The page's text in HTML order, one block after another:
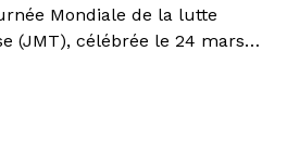
Mondiale de la lutte
contre la Tuberculose (JMT), célébrée le 24 mars 2026, Action Damien RDC a pris part à la cérémonie officielle organisée au Programme National de Lutte contre la Tuberculose (PNLT), à Kinshasa.Cette journée a réuni les autorités sanitaires, notamment les représentants du Ministère de la Santé Publique, Hygiène et Prévoyance Sociale, les partenaires techniques et financiers, les acteurs communautaires ainsi que les prestataires de soins, autour du thème : « Oui, nous pouvons mettre fin à la TB, sous l’impulsion du gouvernement et porté par les communautés », dans l’objectif commun d’accélérer la lutte contre la tuberculose en République Démocratique du Congo.Dans le cadre de cette journée, nous avons également visité le site de dépistage installé à la messe des officiers du camp kokolo , où nous avons pu suivre le déroulement des activités et constater l’engagement des participants. Un message fort du Gouvernement face à un défi persistantDans son allocution, la représentante du Secrétaire Général à la Santé a rappelé que la tuberculose demeure un problème majeur de santé publique en RDC.Chaque jour, environ 12 personnes meurent encore de la tuberculose dans le pays. Elle a souligné l’urgence d’agir, à moins de cinq ans des échéances internationales :2030 : étape clé des engagements mondiaux2035 : objectif d’élimination de la tuberculoseLe Gouvernement congolais a réaffirmé son engagement à travers :Le renforcement du financement de la lutte contre la TB ;L’amélioration de l’accès aux soins ;La production locale des médicaments ; La promotion de la Couverture Santé Universelle.Elle a également insisté sur le rôle clé des communautés et des partenaires dans cette lutte.Une situation épidémiologique préoccupanteLes données présentées par le PNLT mettent en évidence l’ampleur du défi. La RDC figure parmi les pays à forte charge de tuberculose, avec 456 105 cas estimés en 2024, dont seulement 286 700 notifiés, soit environ 163 000 cas manquants ; Une augmentation des cas de tuberculose multirésistante (TB-MDR).Malgré des progrès enregistrés, la maladie continue d’affecter fortement les populations, en particulier les plus vulnérables.Un appel à la mobilisation et à la responsabilité collectiveDans son mot de bienvenue, le Directeur du PNLT a insisté sur : La nécessité de renforcer la mobilisation des ressources locales ; l’importance du dépistage précoce ; l’adhésion rigoureuse au traitement, pourtant gratuit en RDC.Il a également salué les efforts du gouvernement, notamment : L’achat international d’antituberculeux ; Le lancement de la production locale de médicaments. Un message fort a été adressé aux communautés : reconnaître les symptômes, notamment la toux persistante, et se faire dépister rapidement.Des partenaires engagés malgré les contraintesAu nom des partenaires, Action Damien a réaffirmé son engagement aux côtés du PNLT : Malgré les restrictions budgétaires, les partenaires restent mobilisés pour lutter contre la tuberculose et optimiser les ressources disponibles, notamment grâce à des approches innovantes comme l’intelligence artificielle.Des financements et projets à fort impactLa lutte contre la tuberculose en RDC repose sur plusieurs financements complémentaires :Fonds mondial : appui à l’approche communautaire TBundefinedVIH dans les provinces du Nord-Kivu, de la Tshopo et du Haut-Uele ;Financement DGD : soutien aux activités globales de lutte contre la TB (prévention, diagnostic, traitement, approvisionnement, formation, sensibilisation et lutte contre la stigmatisation).Projet TIFA : intensification du dépistage actif, suivi des cas contacts et amélioration de l’adhésion au traitement (transport et appui alimentaire) ;Centre d’Excellence Damien (CEDA) : prise en charge des cas complexes et multirésistants, avec un accompagnement médical, psychosocial et nutritionnel.Vers un avenir sans tuberculoseLa Journée Mondiale de la lutte contre la Tuberculose 2026 a rappelé que mettre fin à la TB est possible, à condition de renforcer : l’engagement politique ; les financements durables ; l’innovation ; l’implication des communautés.Action Damien réaffirme son engagement à poursuivre ses actions aux côtés du PNLT et de ses partenaires.Ensemble, nous pouvons accélérer la lutte contre la tuberculose et sauver des vies en RDC.